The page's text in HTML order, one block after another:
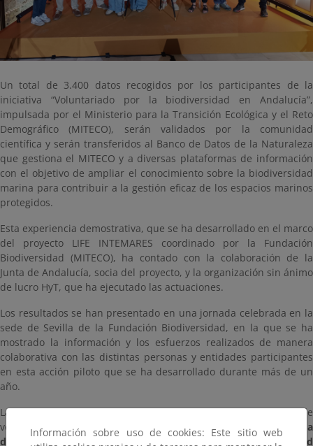
Un total de 3.400 datos recogidos por los participantes de la
iniciativa “Voluntariado por la biodiversidad en Andalucía”,
impulsada por el Ministerio para la Transición Ecológica y el Reto
Demográfico (MITECO), serán validados por la comunidad
científica y serán transferidos al Banco de Datos de la Naturaleza
que gestiona el MITECO y a diversas plataformas de información
con el objetivo de ampliar el conocimiento sobre la biodiversidad
marina para contribuir a la gestión eficaz de los espacios marinos
protegidos.
Esta experiencia demostrativa, que se ha desarrollado en el marco
del proyecto LIFE INTEMARES coordinado por la Fundación
Biodiversidad (MITECO), ha contado con la colaboración de la
Junta de Andalucía, socia del proyecto, y la organización sin ánimo
de lucro HyT, que ha ejecutado las actuaciones.
Los resultados se han presentado en una jornada celebrada en la
sede de Sevilla de la Fundación Biodiversidad, en la que se ha
mostrado la información y los esfuerzos realizados de manera
colaborativa con las distintas personas y entidades participantes
en esta acción piloto que se ha desarrollado durante más de un
año.
La iniciativa ha movilizado a 147 participantes en las jornadas de
voluntariado, en las que
se han llevado a cabo muestreos y toma
de datos en 30 puntos ubicados en áreas marinas de la Red
Información sobre uso de cookies: Este sitio web